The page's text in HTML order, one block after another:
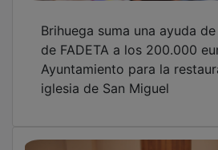
Brihuega suma una ayuda
de FADETA a los 200.000
Ayuntamiento para la
iglesia de San Miguel